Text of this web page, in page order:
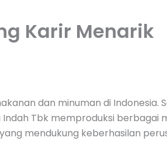
Karir Menarik
dan minuman di Indonesia.
Tbk memproduksi berbagai
mendukung keberhasilan